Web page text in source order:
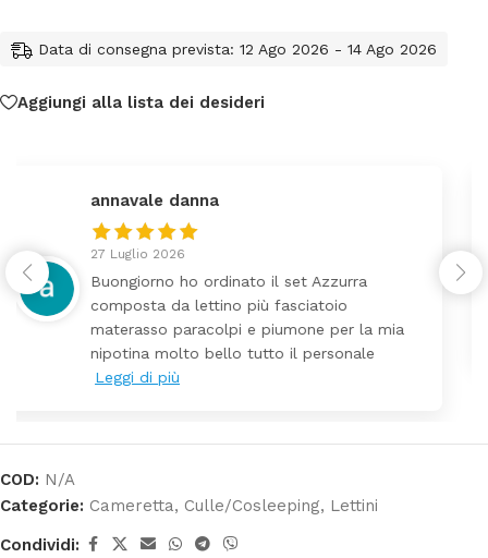
Data di consegna prevista: 12 Ago 2026 - 14 Ago 2026
Aggiungi alla lista dei desideri
federica
24 Luglio 2026
Tutti perfetto! Ho ordinato un lettino che é
arrivato ben imballato dopo pochi giorni.
Prezzo ottimi rispetto la concorrenza
COD: N/A
Categorie: Cameretta, Culle/Cosleeping, Lettini
Condividi: